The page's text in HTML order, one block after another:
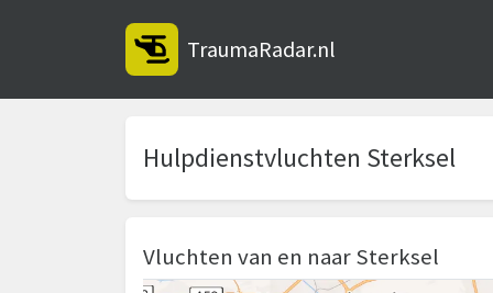
TraumaRadar.nl
Hulpdienstvluchten Sterksel
Vluchten van en naar Sterksel